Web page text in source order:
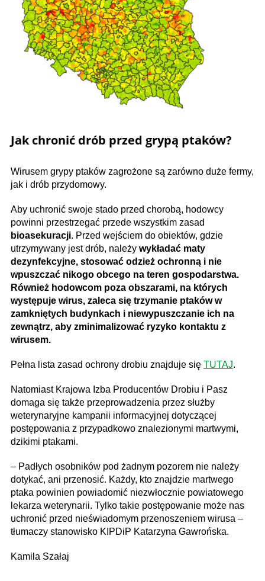
Jak chronić drób przed grypą ptaków?
Wirusem grypy ptaków zagrożone są zarówno duże fermy,
jak i drób przydomowy.
Aby uchronić swoje stado przed chorobą, hodowcy
powinni przestrzegać przede wszystkim zasad
bioasekuracji. Przed wejściem do obiektów, gdzie
utrzymywany jest drób, należy wykładać maty
dezynfekcyjne, stosować odzież ochronną i nie
wpuszczać nikogo obcego na teren gospodarstwa.
Również hodowcom poza obszarami, na których
występuje wirus, zaleca się trzymanie ptaków w
zamkniętych budynkach i niewypuszczanie ich na
zewnątrz, aby zminimalizować ryzyko kontaktu z
wirusem.
Pełna lista zasad ochrony drobiu znajduje się TUTAJ.
Natomiast Krajowa Izba Producentów Drobiu i Pasz
domaga się także przeprowadzenia przez służby
weterynaryjne kampanii informacyjnej dotyczącej
postępowania z przypadkowo znalezionymi martwymi,
dzikimi ptakami.
– Padłych osobników pod żadnym pozorem nie należy
dotykać, ani przenosić. Każdy, kto znajdzie martwego
ptaka powinien powiadomić niezwłocznie powiatowego
lekarza weterynarii. Tylko takie postępowanie może nas
uchronić przed nieświadomym przenoszeniem wirusa –
tłumaczy stanowisko KIPDiP Katarzyna Gawrońska.
Kamila Szałaj